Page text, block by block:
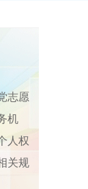
志愿
机
人权
关规